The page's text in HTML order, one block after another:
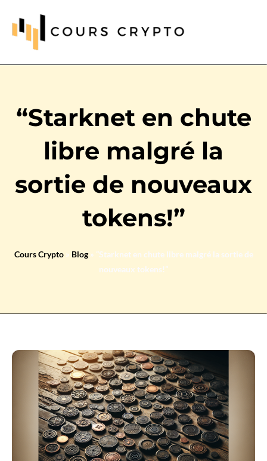
“Starknet en chute
libre malgré la
sortie de nouveaux
tokens!”
Cours Crypto» Blog» “Starknet en chute libre malgré la sortie de
nouveaux tokens!”